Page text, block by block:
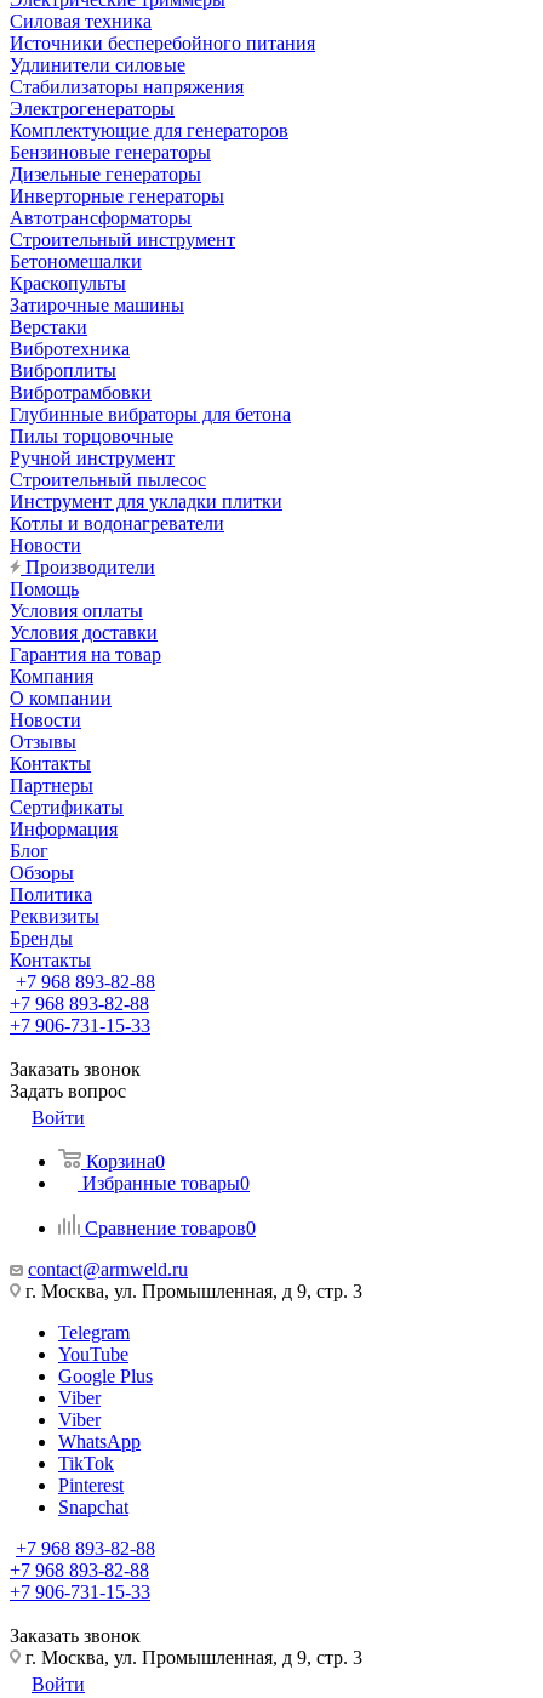
Силовая техника
Источники бесперебойного питания
Удлинители силовые
Стабилизаторы напряжения
Электрогенераторы
Комплектующие для генераторов
Бензиновые генераторы
Дизельные генераторы
Инверторные генераторы
Автотрансформаторы
Строительный инструмент
Бетономешалки
Краскопульты
Затирочные машины
Верстаки
Вибротехника
Виброплиты
Вибротрамбовки
Глубинные вибраторы для бетона
Пилы торцовочные
Ручной инструмент
Строительный пылесос
Инструмент для укладки плитки
Котлы и водонагреватели
Новости
Производители
Помощь
Условия оплаты
Условия доставки
Гарантия на товар
Компания
О компании
Новости
Отзывы
Контакты
Партнеры
Сертификаты
Информация
Блог
Обзоры
Политика
Реквизиты
Бренды
Контакты
+7 968 893-82-88
+7 968 893-82-88
+7 906-731-15-33
Заказать звонок
Задать вопрос
Войти
Корзина0
Избранные товары0
Сравнение товаров0
contact@armweld.ru
г. Москва, ул. Промышленная, д 9, стр. 3
Telegram
YouTube
Google Plus
Viber
Viber
WhatsApp
TikTok
Pinterest
Snapchat
+7 968 893-82-88
+7 968 893-82-88
+7 906-731-15-33
Заказать звонок
г. Москва, ул. Промышленная, д 9, стр. 3
Войти